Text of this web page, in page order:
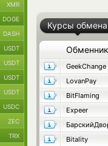
Курсы обмена
Обменник
GeekChange
LovanPay
BitFlaming
Expeer
Bitality
XMR
DOGE
DASH
USDT
USDT
USDT
USDT
USDC
ZEC
TRX